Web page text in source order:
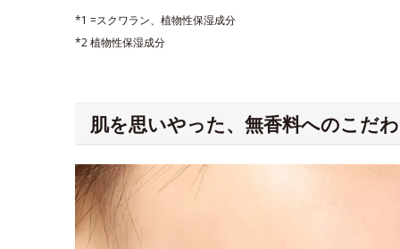
*1 =スクワラン、植物性保湿成分
*2 植物性保湿成分
肌を思いやった、無香料へのこだ